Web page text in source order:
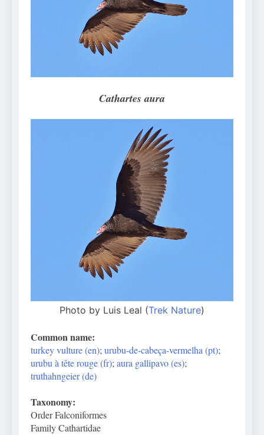
Can Bulldogs Play Fetch?
And How to Train Them!
7 Năm Ago
How Often Do I Need to
Groom My Bulldog
Cathartes aura
Photo by Luis Leal (Trek Nature)
Common name:
turkey vulture (en);urubu-de-cabeça-vermelha (pt);
urubu à tête rouge (fr);aura gallipavo (es);
truthahngeier (de)
Taxonomy:
Order Falconiformes
Family Cathartidae